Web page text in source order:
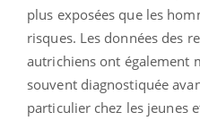
plus exposées que les
risques. Les données des
autrichiens ont également
souvent diagnostiquée
particulier chez les jeunes